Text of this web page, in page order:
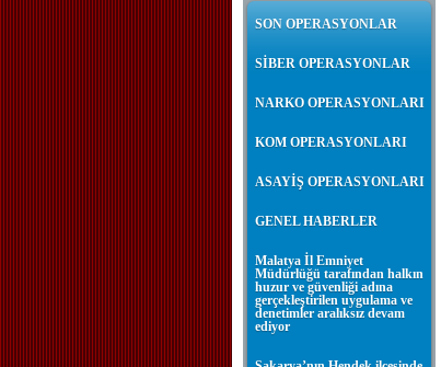
SON OPERASYONLAR
SİBER OPERASYONLAR
NARKO OPERASYONLARI
KOM OPERASYONLARI
ASAYİŞ OPERASYONLARI
GENEL HABERLER
Malatya İl Emniyet
Müdürlüğü tarafından halkın
huzur ve güvenliği adına
gerçekleştirilen uygulama ve
denetimler aralıksız devam
ediyor